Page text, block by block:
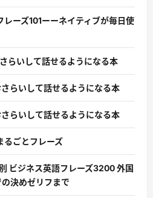
レーズ101ーーネイティブが毎日使
らいして話せるようになる本
らいして話せるようになる本
らいして話せるようになる本
るごとフレーズ
別 ビジネス英語フレーズ3200 外国
決めゼリフまで